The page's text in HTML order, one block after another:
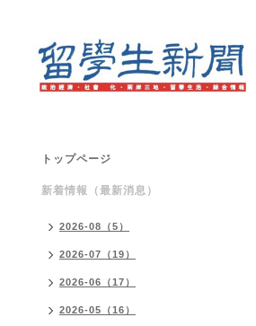
トップページ
新着情報（最新消息）
2026-08（5）
2026-07（19）
2026-06（17）
2026-05（16）